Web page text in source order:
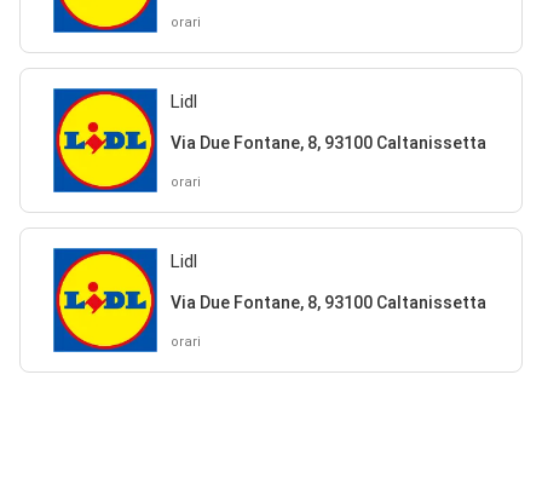
orari
Lidl
Via Due Fontane, 8, 93100 Caltanissetta
orari
Lidl
Via Due Fontane, 8, 93100 Caltanissetta
orari